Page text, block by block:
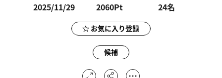
2025/11/29 2060Pt 24名
お気に入り登録
候補